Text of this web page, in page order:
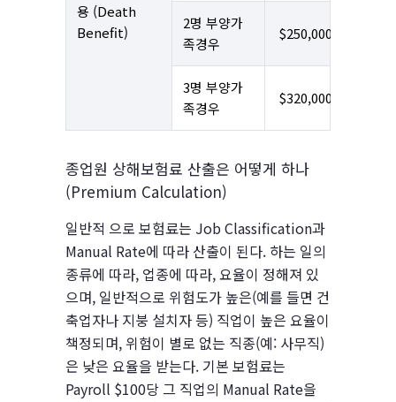
용 (Death
Benefit)
2명 부양가
족경우
$250,000
3명 부양가
족경우
$320,000
종업원 상해보험료 산출은 어떻게 하나
(Premium Calculation)
일반적 으로 보험료는 Job Classification과
Manual Rate에 따라 산출이 된다. 하는 일의
종류에 따라, 업종에 따라, 요율이 정해져 있
으며, 일반적으로 위험도가 높은(예를 들면 건
축업자나 지붕 설치자 등) 직업이 높은 요율이
책정되며, 위험이 별로 없는 직종(예: 사무직)
은 낮은 요율을 받는다. 기본 보험료는
Payroll $100당 그 직업의 Manual Rate을